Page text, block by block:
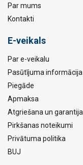
Par mums
Kontakti
E-veikals
Par e-veikalu
Pasūtījuma informācija
Piegāde
Apmaksa
Atgriešana un garantija
Pirkšanas noteikumi
Privātuma politika
BUJ